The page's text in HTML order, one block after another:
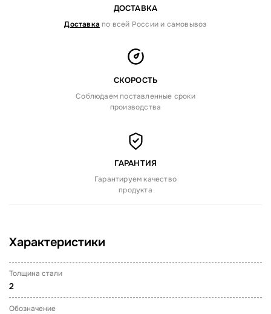
ДОСТАВКА
Доставка по всей России и самовывоз
СКОРОСТЬ
Соблюдаем поставленные сроки
производства
ГАРАНТИЯ
Гарантируем качество
продукта
Характеристики
Толщина стали
2
Обозначение